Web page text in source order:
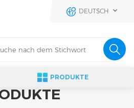
DEUTSCH
PRODUKTE